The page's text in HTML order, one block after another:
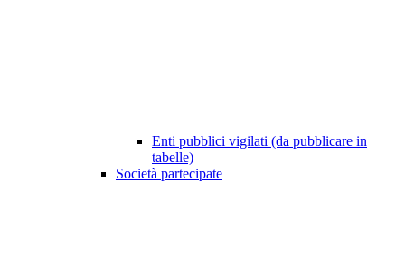
Enti pubblici vigilati (da pubblicare in
tabelle)
Società partecipate